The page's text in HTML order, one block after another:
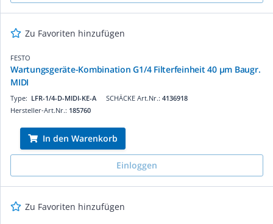
Zu Favoriten hinzufügen
FESTO
Wartungsgeräte-Kombination G1/4 Filterfeinheit 40 µm Baugr.
MIDI
SCHÄCKE Art.Nr.: 4136918
Type: LFR-1/4-D-MIDI-KE-A
Hersteller-Art.Nr.: 185760
In den Warenkorb
Einloggen
Zu Favoriten hinzufügen